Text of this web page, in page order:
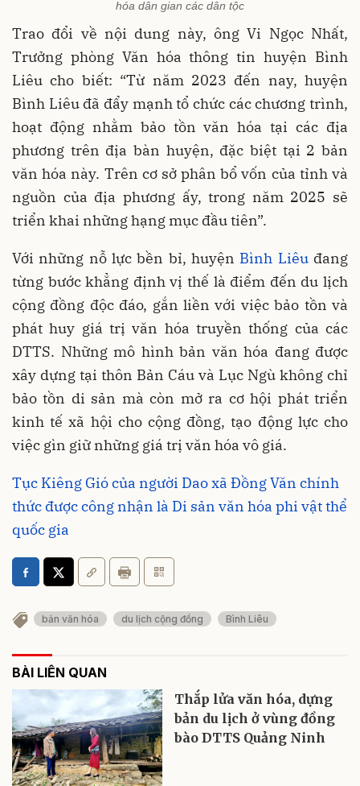
hóa dân gian các dân tộc
Trao đổi về nội dung này, ông Vi Ngọc Nhất,
Trưởng phòng Văn hóa thông tin huyện Bình
Liêu cho biết: “Từ năm 2023 đến nay, huyện
Bình Liêu đã đẩy mạnh tổ chức các chương trình,
hoạt động nhằm bảo tồn văn hóa tại các địa
phương trên địa bàn huyện, đặc biệt tại 2 bản
văn hóa này. Trên cơ sở phân bổ vốn của tỉnh và
nguồn của địa phương ấy, trong năm 2025 sẽ
triển khai những hạng mục đầu tiên”.
Với những nỗ lực bền bỉ, huyện Bình Liêuđang
từng bước khẳng định vị thế là điểm đến du lịch
cộng đồng độc đáo, gắn liền với việc bảo tồn và
phát huy giá trị văn hóa truyền thống của các
DTTS. Những mô hình bản văn hóa đang được
xây dựng tại thôn Bản Cáu và Lục Ngù không chỉ
bảo tồn di sản mà còn mở ra cơ hội phát triển
kinh tế xã hội cho cộng đồng, tạo động lực cho
việc gìn giữ những giá trị văn hóa vô giá.
Tục Kiêng Gió của người Dao xã Đồng Văn chính
thức được công nhận là Di sản văn hóa phi vật thể
quốc gia
bản văn hóa du lịch cộng đồng Bình Liêu
BÀI LIÊN QUAN
Thắp lửa văn hóa, dựng
bản du lịch ở vùng đồng
bào DTTS Quảng Ninh